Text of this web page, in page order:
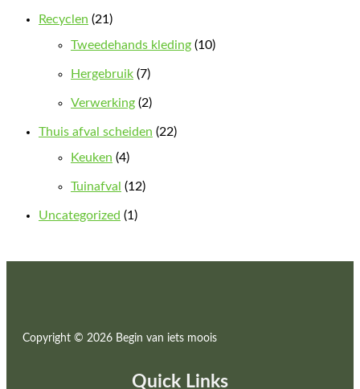
Recyclen (21)
Tweedehands kleding (10)
Hergebruik (7)
Verwerking (2)
Thuis afval scheiden (22)
Keuken (4)
Tuinafval (12)
Uncategorized (1)
Copyright © 2026 Begin van iets moois
Quick Links